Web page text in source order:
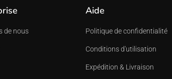
de nous
Aide
Politique de confidentialité
Conditions d'utilisation
Expédition & Livraison